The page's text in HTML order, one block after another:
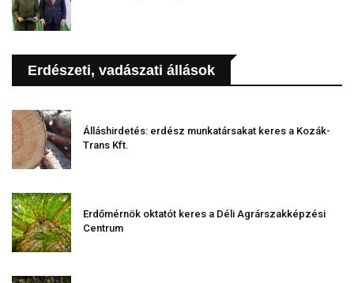
Erdészeti, vadászati állások
Álláshirdetés: erdész munkatársakat keres a Kozák-
Trans Kft.
Erdőmérnök oktatót keres a Déli Agrárszakképzési
Centrum